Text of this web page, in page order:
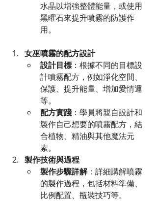
水晶以增強整體能量，或使用
黑曜石來提升噴霧的防護作
用。
女巫噴霧的配方設計
設計目標 ：根據不同的目標設
計噴霧配方，例如淨化空間、
保護、提升能量、增加愛情運
等。
配方實踐 ：學員將親自設計和
製作自己想要的噴霧配方，結
合植物、精油與其他魔法元
素。
製作技術與過程
製作步驟詳解：詳細講解噴霧
的製作過程，包括材料準備、
比例配置、瓶裝技巧等。